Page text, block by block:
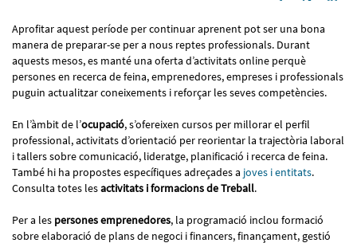
Aprofitar aquest període per continuar aprenent pot ser una bona
manera de preparar-se per a nous reptes professionals. Durant
aquests mesos, es manté una oferta d’activitats online perquè
persones en recerca de feina, emprenedores, empreses i professionals
puguin actualitzar coneixements i reforçar les seves competències.
En l’àmbit de l’ocupació, s’ofereixen cursos per millorar el perfil
professional, activitats d’orientació per reorientar la trajectòria laboral
i tallers sobre comunicació, lideratge, planificació i recerca de feina.
També hi ha propostes específiques adreçades a joves i entitats.
Consulta totes lesactivitats i formacions de Treball.
Per a les persones emprenedores, la programació inclou formació
sobre elaboració de plans de negoci i financers, finançament, gestió